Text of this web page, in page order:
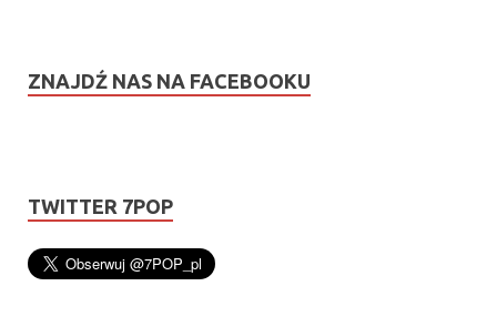
ZNAJDŹ NAS NA FACEBOOKU
TWITTER 7POP